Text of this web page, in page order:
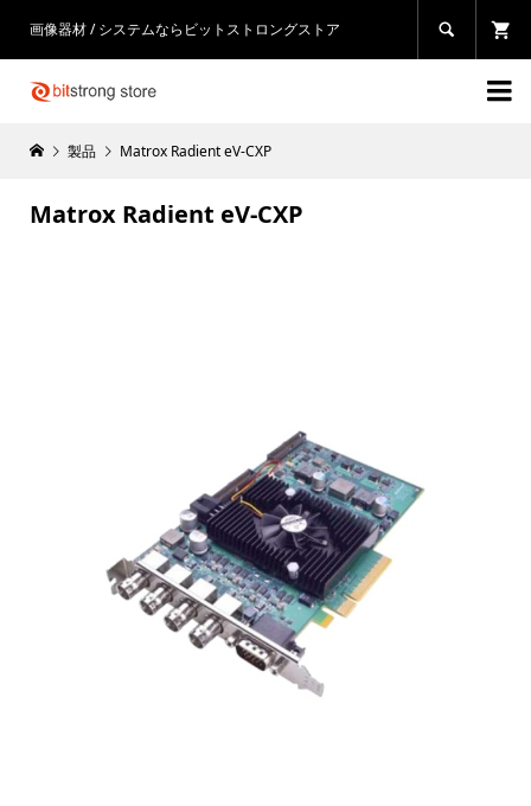
画像器材 / システムならビットストロングストア 

製品 Matrox Radient eV-CXP
Matrox Radient eV-CXP